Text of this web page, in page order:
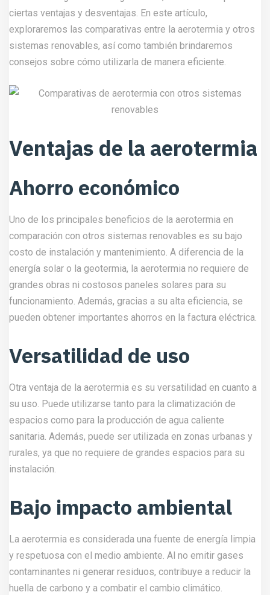
ciertas ventajas y desventajas. En este artículo,
exploraremos las comparativas entre la aerotermia y otros
sistemas renovables, así como también brindaremos
consejos sobre cómo utilizarla de manera eficiente.
Ventajas de la aerotermia
Ahorro económico
Uno de los principales beneficios de la aerotermia en
comparación con otros sistemas renovables es su bajo
costo de instalación y mantenimiento. A diferencia de la
energía solar o la geotermia, la aerotermia no requiere de
grandes obras ni costosos paneles solares para su
funcionamiento. Además, gracias a su alta eficiencia, se
pueden obtener importantes ahorros en la factura eléctrica.
Versatilidad de uso
Otra ventaja de la aerotermia es su versatilidad en cuanto a
su uso. Puede utilizarse tanto para la climatización de
espacios como para la producción de agua caliente
sanitaria. Además, puede ser utilizada en zonas urbanas y
rurales, ya que no requiere de grandes espacios para su
instalación.
Bajo impacto ambiental
La aerotermia es considerada una fuente de energía limpia
y respetuosa con el medio ambiente. Al no emitir gases
contaminantes ni generar residuos, contribuye a reducir la
huella de carbono y a combatir el cambio climático.